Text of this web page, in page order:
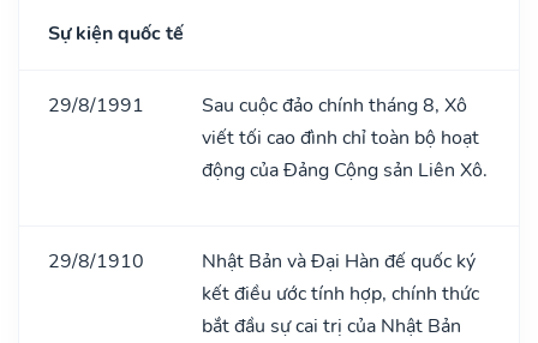
Sự kiện quốc tế
29/8/1991
Sau cuộc đảo chính tháng 8, Xô
viết tối cao đình chỉ toàn bộ hoạt
động của Đảng Cộng sản Liên Xô.
29/8/1910
Nhật Bản và Đại Hàn đế quốc ký
kết điều ước tính hợp, chính thức
bắt đầu sự cai trị của Nhật Bản